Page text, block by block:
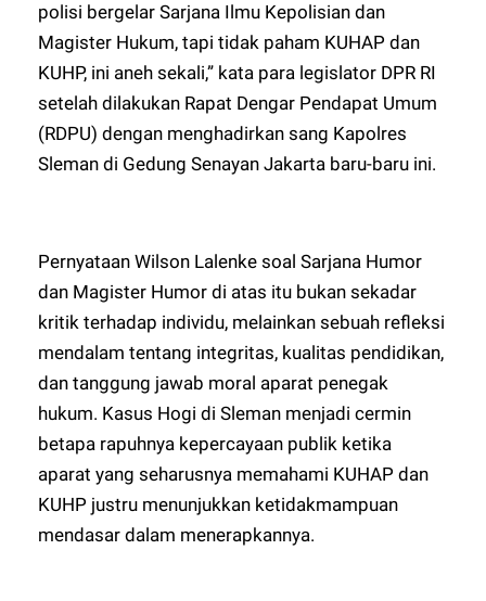
polisi bergelar Sarjana Ilmu Kepolisian dan
Magister Hukum, tapi tidak paham KUHAP dan
KUHP, ini aneh sekali,” kata para legislator DPR RI
setelah dilakukan Rapat Dengar Pendapat Umum
(RDPU) dengan menghadirkan sang Kapolres
Sleman di Gedung Senayan Jakarta baru-baru ini.
Pernyataan Wilson Lalenke soal Sarjana Humor
dan Magister Humor di atas itu bukan sekadar
kritik terhadap individu, melainkan sebuah refleksi
mendalam tentang integritas, kualitas pendidikan,
dan tanggung jawab moral aparat penegak
hukum. Kasus Hogi di Sleman menjadi cermin
betapa rapuhnya kepercayaan publik ketika
aparat yang seharusnya memahami KUHAP dan
KUHP justru menunjukkan ketidakmampuan
mendasar dalam menerapkannya.